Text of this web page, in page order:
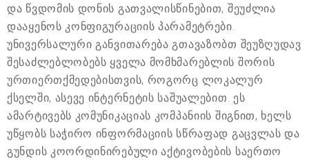
და წვდომის დონის გათვალისწინებით, შეუძლია
დააყენოს კონფიგურაციის პარამეტრები.
უნივერსალური განვითარება გთავაზობთ შეუზღუდავ
შესაძლებლობებს ყველა მომხმარებლის შორის
ურთიერთქმედებისთვის, როგორც ლოკალურ
ქსელში, ასევე ინტერნეტის საშუალებით. ეს
ამარტივებს კომუნიკაციას კომპანიის შიგნით, ხელს
უწყობს საჭირო ინფორმაციის სწრაფად გაცვლას და
გუნდის კოორდინირებული აქტივობების საერთო